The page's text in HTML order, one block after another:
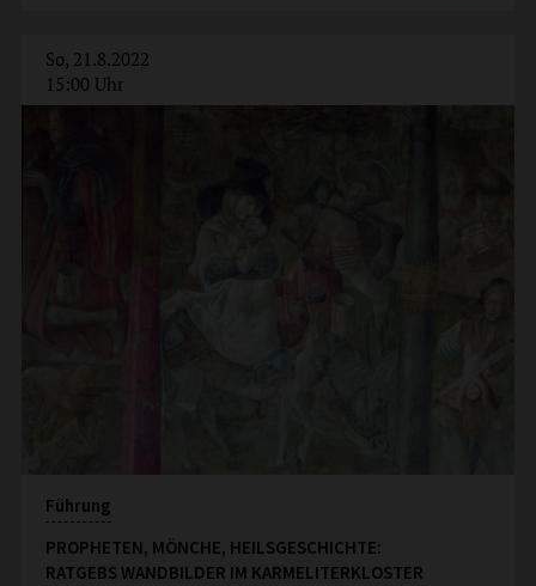
So, 21.8.2022
15:00 Uhr
Führung
PROPHETEN, MÖNCHE, HEILSGESCHICHTE:
RATGEBS WANDBILDER IM KARMELITERKLOSTER